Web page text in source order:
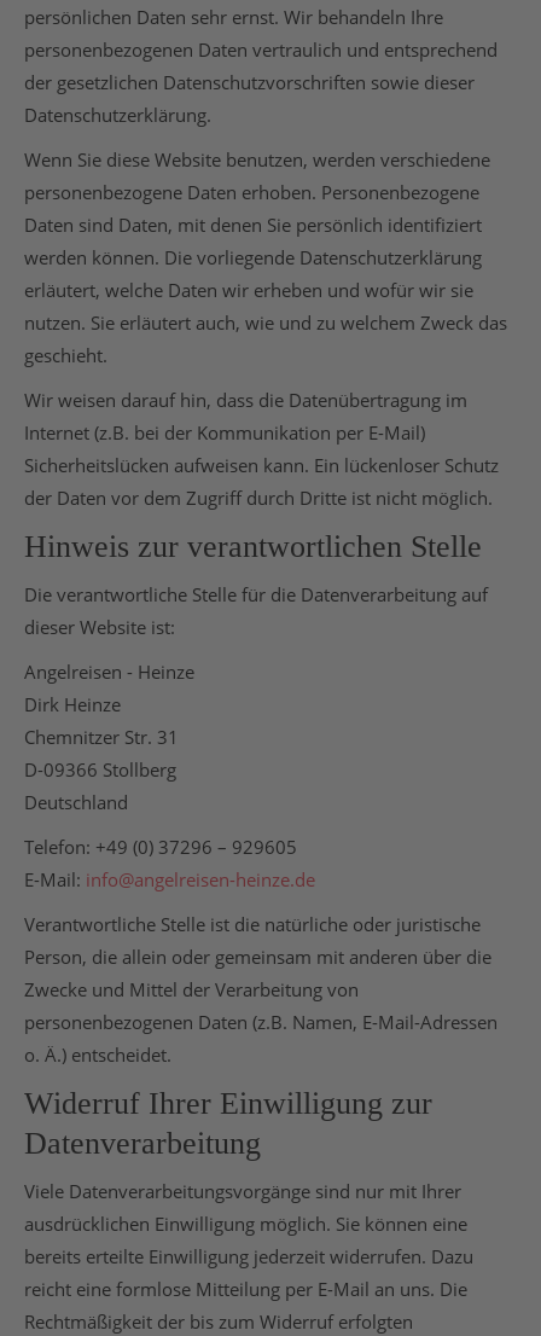
persönlichen Daten sehr ernst. Wir behandeln Ihre
personenbezogenen Daten vertraulich und entsprechend
der gesetzlichen Datenschutzvorschriften sowie dieser
Datenschutzerklärung.
Wenn Sie diese Website benutzen, werden verschiedene
personenbezogene Daten erhoben. Personenbezogene
Daten sind Daten, mit denen Sie persönlich identifiziert
werden können. Die vorliegende Datenschutzerklärung
erläutert, welche Daten wir erheben und wofür wir sie
nutzen. Sie erläutert auch, wie und zu welchem Zweck das
geschieht.
Wir weisen darauf hin, dass die Datenübertragung im
Internet (z.B. bei der Kommunikation per E-Mail)
Sicherheitslücken aufweisen kann. Ein lückenloser Schutz
der Daten vor dem Zugriff durch Dritte ist nicht möglich.
Hinweis zur verantwortlichen Stelle
Die verantwortliche Stelle für die Datenverarbeitung auf
dieser Website ist:
Angelreisen - Heinze
Dirk Heinze
Chemnitzer Str. 31
D-09366 Stollberg
Deutschland
Telefon: +49 (0) 37296 – 929605
E-Mail: info@angelreisen-heinze.de
Verantwortliche Stelle ist die natürliche oder juristische
Person, die allein oder gemeinsam mit anderen über die
Zwecke und Mittel der Verarbeitung von
personenbezogenen Daten (z.B. Namen, E-Mail-Adressen
o. Ä.) entscheidet.
Widerruf Ihrer Einwilligung zur
Datenverarbeitung
Viele Datenverarbeitungsvorgänge sind nur mit Ihrer
ausdrücklichen Einwilligung möglich. Sie können eine
bereits erteilte Einwilligung jederzeit widerrufen. Dazu
reicht eine formlose Mitteilung per E-Mail an uns. Die
Rechtmäßigkeit der bis zum Widerruf erfolgten